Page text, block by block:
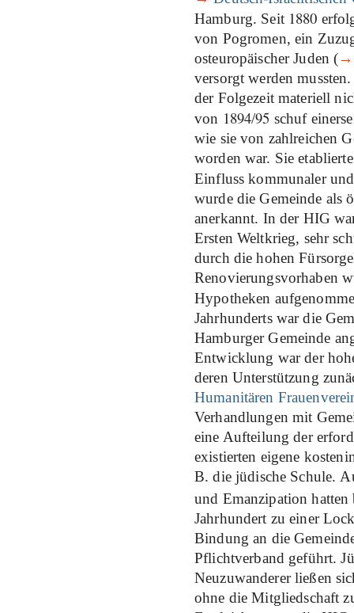
Hamburg. Seit 1880
von Pogromen, ein
osteuropäischer Juden (→
versorgt werden
der Folgezeit materiell
von 1894/95 schuf
wie sie von zahlreichen
worden war. Sie
Einfluss kommunaler
wurde die Gemeinde als
anerkannt. In der HIG
Ersten Weltkrieg, sehr
durch die hohen
Renovierungsvorhaben
Hypotheken
Jahrhunderts war die
Hamburger Gemeinde
Entwicklung war der
deren Unterstützung
Humanitären
Verhandlungen mit
eine Aufteilung der
existierten eigene
B. die jüdische Schule.
und Emanzipation
Jahrhundert zu einer
Bindung an die
Pflichtverband geführt.
Neuzuwanderer ließen
ohne die Mitgliedschaft